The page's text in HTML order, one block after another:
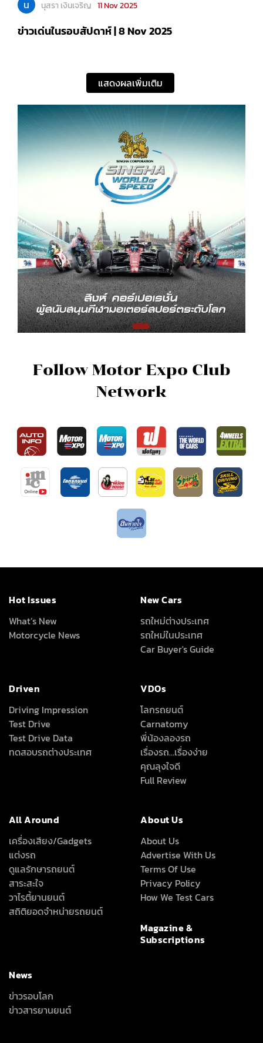
น นุสรา เงินเจริญ 11 Nov 2025
ข่าวเด่นในรอบสัปดาห์ | 8 Nov 2025
แสดงผลเพิ่มเติม
Follow Motor Expo Club
Network
Hot Issues
What’s New
Motorcycle News
New Cars
รถใหม่ต่างประเทศ
รถใหม่ในประเทศ
Car Buyer's Guide
Driven
Driving Impression
Test Drive
Test Drive Data
ทดสอบรถต่างประเทศ
VDOs
โลกรถยนต์
Carnatomy
พี่น้องลองรถ
เรื่องรถ…เรื่องง่าย
คุณลุงใจดี
Full Review
All Around
เครื่องเสียง/Gadgets
แต่งรถ
ดูแลรักษารถยนต์
สาระสะใจ
วาไรตี้ยานยนต์
สถิติยอดจำหน่ายรถยนต์
About Us
About Us
Advertise With Us
Terms Of Use
Privacy Policy
How We Test Cars
Magazine &
Subscriptions
News
ข่าวรอบโลก
ข่าวสารยานยนต์